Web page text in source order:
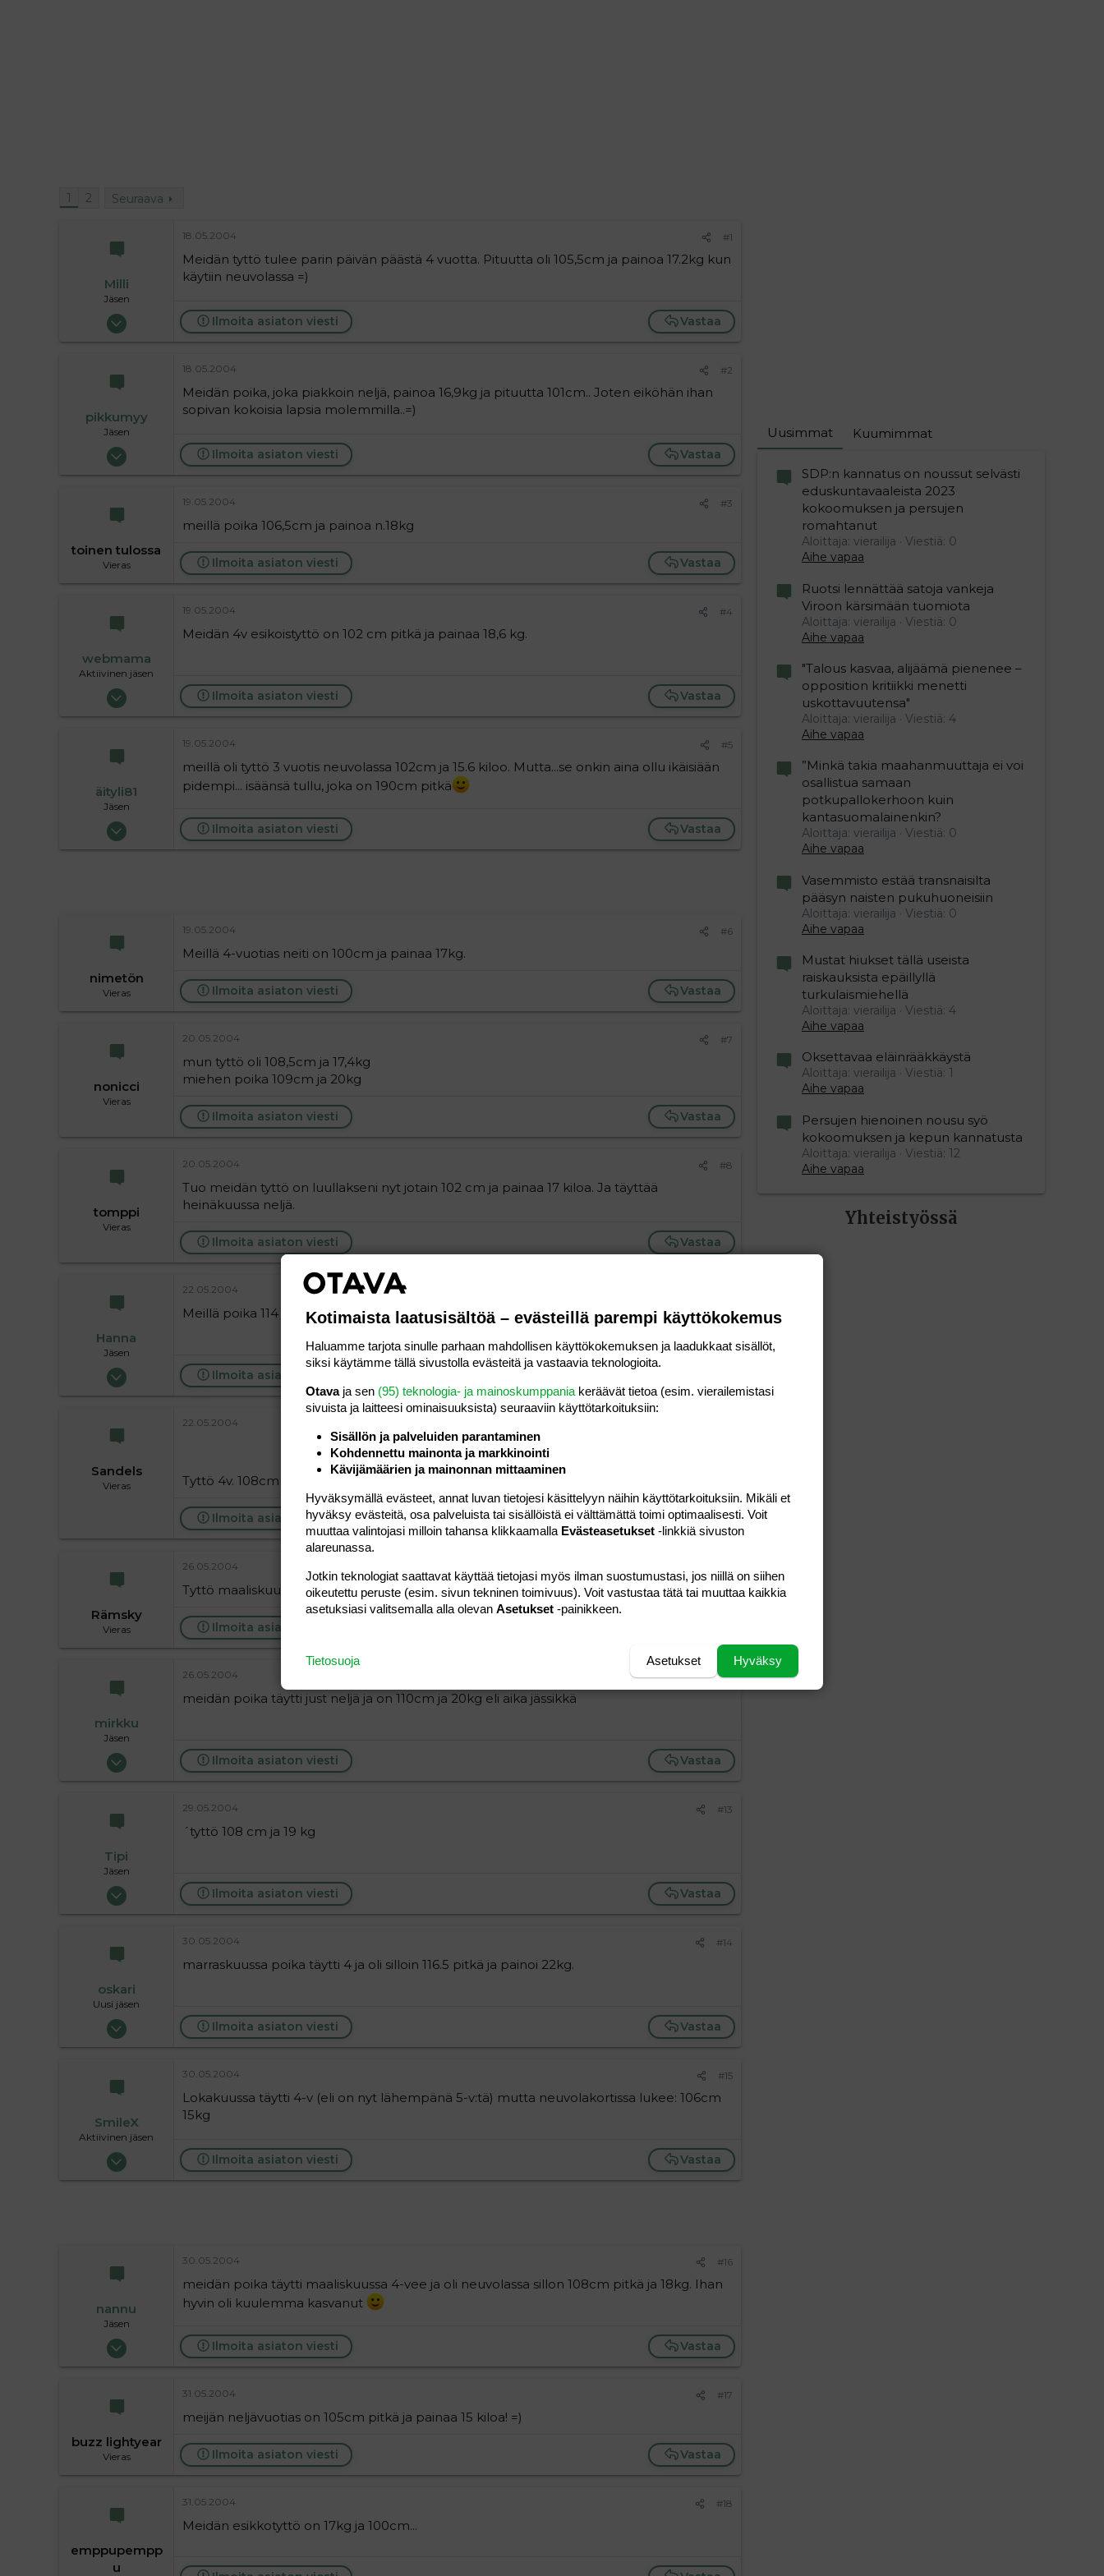
1 2 Seuraava
Milli
Jäsen
11.05.2004
18.05.2004 #1
Meidän tyttö tulee parin päivän päästä 4 vuotta. Pituutta oli 105,5cm ja painoa 17.2kg kun
käytiin neuvolassa =)
Vastaa
Ilmoita asiaton viesti
pikkumyy
Jäsen
18.05.2004
18.05.2004 #2
Meidän poika, joka piakkoin neljä, painoa 16,9kg ja pituutta 101cm.. Joten eiköhän ihan
sopivan kokoisia lapsia molemmilla..=)
Vastaa
Ilmoita asiaton viesti
toinen tulossa
Vieras
19.05.2004 #3
meillä poika 106,5cm ja painoa n.18kg
Vastaa
Ilmoita asiaton viesti
webmama
Aktiivinen jäsen
18.05.2004
19.05.2004 #4
Meidän 4v esikoistyttö on 102 cm pitkä ja painaa 18,6 kg.
Vastaa
Ilmoita asiaton viesti
äityli81
Jäsen
28.04.2004
19.05.2004 #5
meillä oli tyttö 3 vuotis neuvolassa 102cm ja 15.6 kiloo. Mutta...se onkin aina ollu ikäisiään
pidempi... isäänsä tullu, joka on 190cm pitkä
Vastaa
Ilmoita asiaton viesti
nimetön
Vieras
19.05.2004 #6
Meillä 4-vuotias neiti on 100cm ja painaa 17kg.
Vastaa
Ilmoita asiaton viesti
nonicci
Vieras
20.05.2004 #7
mun tyttö oli 108,5cm ja 17,4kg
miehen poika 109cm ja 20kg
Vastaa
Ilmoita asiaton viesti
tomppi
Vieras
20.05.2004 #8
Tuo meidän tyttö on luullakseni nyt jotain 102 cm ja painaa 17 kiloa. Ja täyttää
heinäkuussa neljä.
Vastaa
Ilmoita asiaton viesti
Hanna
Jäsen
21.05.2004
22.05.2004
Meillä poika 114 cm ja 21 kg
Ilmoita asiaton viesti
Sandels
Vieras
22.05.2004
Tyttö 4v. 108cm ja 19kg.
Vastaa
Ilmoita asiaton viesti
Rämsky
Vieras
26.05.2004
Tyttö maaliskuussa täyttänyt 4v ja silloin mitat 101cm ja 16kg.
Ilmoita asiaton viesti
mirkku
Jäsen
26.05.2004
26.05.2004 #12
meidän poika täytti just neljä ja on 110cm ja 20kg eli aika jässikkä
Vastaa
Ilmoita asiaton viesti
Tipi
Jäsen
28.05.2004
29.05.2004 #13
´tyttö 108 cm ja 19 kg
Vastaa
Ilmoita asiaton viesti
oskari
Uusi jäsen
30.05.2004
30.05.2004 #14
marraskuussa poika täytti 4 ja oli silloin 116.5 pitkä ja painoi 22kg.
Vastaa
Ilmoita asiaton viesti
SmileX
Aktiivinen jäsen
25.05.2004
30.05.2004 #15
Lokakuussa täytti 4-v (eli on nyt lähempänä 5-v:tä) mutta neuvolakortissa lukee: 106cm
15kg
Vastaa
Ilmoita asiaton viesti
nannu
Jäsen
30.05.2004
30.05.2004 #16
meidän poika täytti maaliskuussa 4-vee ja oli neuvolassa sillon 108cm pitkä ja 18kg. Ihan
hyvin oli kuulemma kasvanut
Vastaa
Ilmoita asiaton viesti
buzz lightyear
Vieras
31.05.2004 #17
meijän neljävuotias on 105cm pitkä ja painaa 15 kiloa! =)
Vastaa
Ilmoita asiaton viesti
emppupempp
u
31.05.2004 #18
Meidän esikkotyttö on 17kg ja 100cm...
Uusimmat Kuumimmat
SDP:n kannatus on noussut selvästi
eduskuntavaaleista 2023
kokoomuksen ja persujen
romahtanut
Aloittaja: vierailija
Viestiä: 0
Aihe vapaa
Ruotsi lennättää satoja vankeja
Viroon kärsimään tuomiota
Aloittaja: vierailija
Viestiä: 0
Aihe vapaa
"Talous kasvaa, alijäämä pienenee –
opposition kritiikki menetti
uskottavuutensa"
Aloittaja: vierailija
Viestiä: 4
Aihe vapaa
”Minkä takia maahanmuuttaja ei voi
osallistua samaan
potkupallokerhoon kuin
kantasuomalainenkin?
Aloittaja: vierailija
Viestiä: 0
Aihe vapaa
Vasemmisto estää transnaisilta
pääsyn naisten pukuhuoneisiin
Aloittaja: vierailija
Viestiä: 0
Aihe vapaa
Mustat hiukset tällä useista
raiskauksista epäillyllä
turkulaismiehellä
Aloittaja: vierailija
Viestiä: 4
Aihe vapaa
Oksettavaa eläinrääkkäystä
Aloittaja: vierailija
Viestiä: 1
Aihe vapaa
Persujen hienoinen nousu syö
kokoomuksen ja kepun kannatusta
Aloittaja: vierailija
Viestiä: 12
Aihe vapaa
Yhteistyössä
Kotimaista laatusisältöä – evästeillä parempi käyttökokemus
Haluamme tarjota sinulle parhaan mahdollisen käyttökokemuksen ja laadukkaat sisällöt,
siksi käytämme tällä sivustolla evästeitä ja vastaavia teknologioita.
Otavaja sen (95) teknologia- ja mainoskumppania keräävät tietoa (esim. vierailemis­tasi
sivuista ja laitteesi ominaisuuk­sista) seuraaviin käyttötarkoituksiin:
Sisällön ja palveluiden parantaminen
Kohdennettu mainonta ja markkinointi
Kävijämäärien ja mainonnan mittaaminen
Hyväksymällä evästeet, annat luvan tietojesi käsittelyyn näihin käyttötarkoituksiin. Mikäli et
hyväksy evästeitä, osa palveluista tai sisällöistä ei välttämättä toimi optimaalisesti. Voit
muuttaa valintojasi milloin tahansa klikkaamalla Evästeasetukset -linkkiä sivuston
alareunassa.
Jotkin teknologiat saattavat käyttää tietojasi myös ilman suostumustasi, jos niillä on siihen
oikeutettu peruste (esim. sivun tekninen toimivuus). Voit vastustaa tätä tai muuttaa kaikkia
asetuksiasi valitsemalla alla olevan Asetukset -painikkeen.
Hyväksy
Asetukset
Tietosuoja